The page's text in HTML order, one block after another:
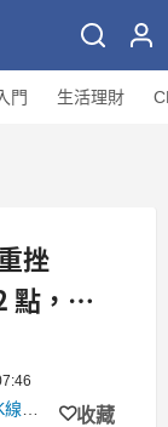
門 生活理財
挫
點，通
？
,費半,美股盤
收藏